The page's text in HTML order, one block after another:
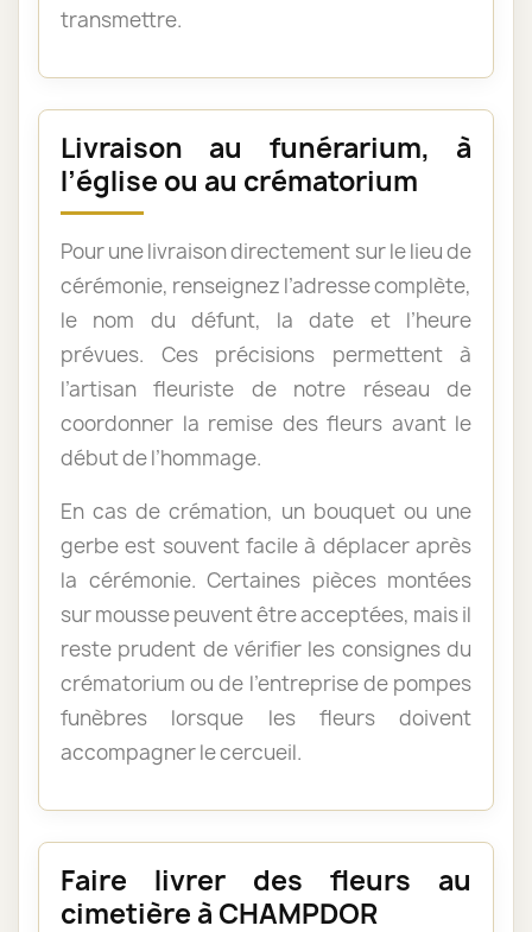
transmettre.
Livraison au funérarium, à
l’église ou au crématorium
Pour une livraison directement sur le lieu de
cérémonie, renseignez l’adresse complète,
le nom du défunt, la date et l’heure
prévues. Ces précisions permettent à
l’artisan fleuriste de notre réseau de
coordonner la remise des fleurs avant le
début de l’hommage.
En cas de crémation, un bouquet ou une
gerbe est souvent facile à déplacer après
la cérémonie. Certaines pièces montées
sur mousse peuvent être acceptées, mais il
reste prudent de vérifier les consignes du
crématorium ou de l’entreprise de pompes
funèbres lorsque les fleurs doivent
accompagner le cercueil.
Faire livrer des fleurs au
cimetière à CHAMPDOR